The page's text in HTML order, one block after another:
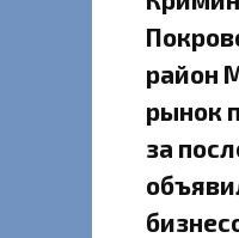
район
рынок
за